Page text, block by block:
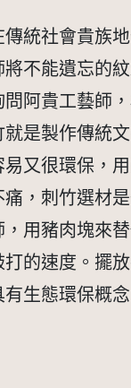
統社會貴族
不能遺忘的
阿貴工藝師
是製作傳統
又很環保，
，刺竹選材
用豬肉塊來
的速度。擺
生態環保概